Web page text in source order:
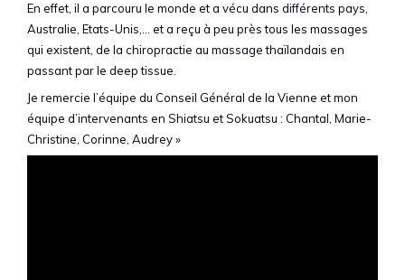
En effet, il a parcouru le monde et a vécu dans différents pays,
Australie, Etats-Unis,… et a reçu à peu près tous les massages
qui existent, de la chiropractie au massage thaïlandais en
passant par le deep tissue.
Je remercie l’équipe du Conseil Général de la Vienne et mon
équipe d’intervenants en Shiatsu et Sokuatsu : Chantal, Marie-
Christine, Corinne, Audrey »